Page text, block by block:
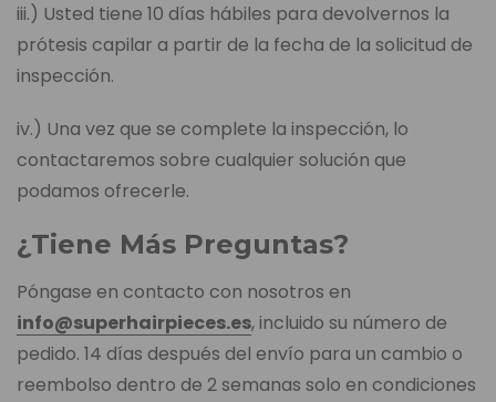
iii.) Usted tiene 10 días hábiles para devolvernos la
prótesis capilar a partir de la fecha de la solicitud de
inspección.
iv.) Una vez que se complete la inspección, lo
contactaremos sobre cualquier solución que
podamos ofrecerle.
¿Tiene Más Preguntas?
Póngase en contacto con nosotros en
info@superhairpieces.es, incluido su número de
pedido. 14 días después del envío para un cambio o
reembolso dentro de 2 semanas solo en condiciones